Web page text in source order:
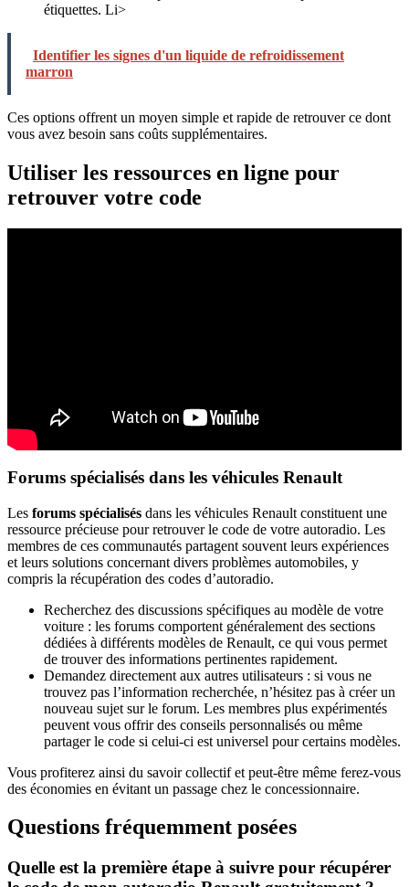
étiquettes. Li>
Identifier les signes d'un liquide de refroidissement
marron
Ces options offrent un moyen simple et rapide de retrouver ce dont
vous avez besoin sans coûts supplémentaires.
Utiliser les ressources en ligne pour
retrouver votre code
Forums spécialisés dans les véhicules Renault
Les forums spécialisés dans les véhicules Renault constituent une
ressource précieuse pour retrouver le code de votre autoradio. Les
membres de ces communautés partagent souvent leurs expériences
et leurs solutions concernant divers problèmes automobiles, y
compris la récupération des codes d’autoradio.
Recherchez des discussions spécifiques au modèle de votre
voiture : les forums comportent généralement des sections
dédiées à différents modèles de Renault, ce qui vous permet
de trouver des informations pertinentes rapidement.
Demandez directement aux autres utilisateurs : si vous ne
trouvez pas l’information recherchée, n’hésitez pas à créer un
nouveau sujet sur le forum. Les membres plus expérimentés
peuvent vous offrir des conseils personnalisés ou même
partager le code si celui-ci est universel pour certains modèles.
Vous profiterez ainsi du savoir collectif et peut-être même ferez-vous
des économies en évitant un passage chez le concessionnaire.
Questions fréquemment posées
Quelle est la première étape à suivre pour récupérer